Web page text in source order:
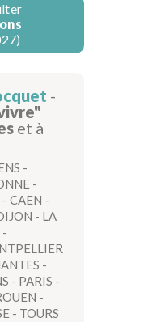
-
et à
-
-
- CAEN -
- LA
-
-
- PARIS -
-
- TOURS